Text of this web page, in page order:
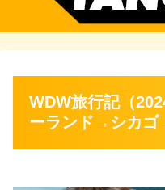
WDW旅行記（
ーランド→シカゴ